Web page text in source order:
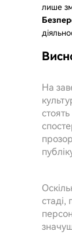
лише
На
стаді,